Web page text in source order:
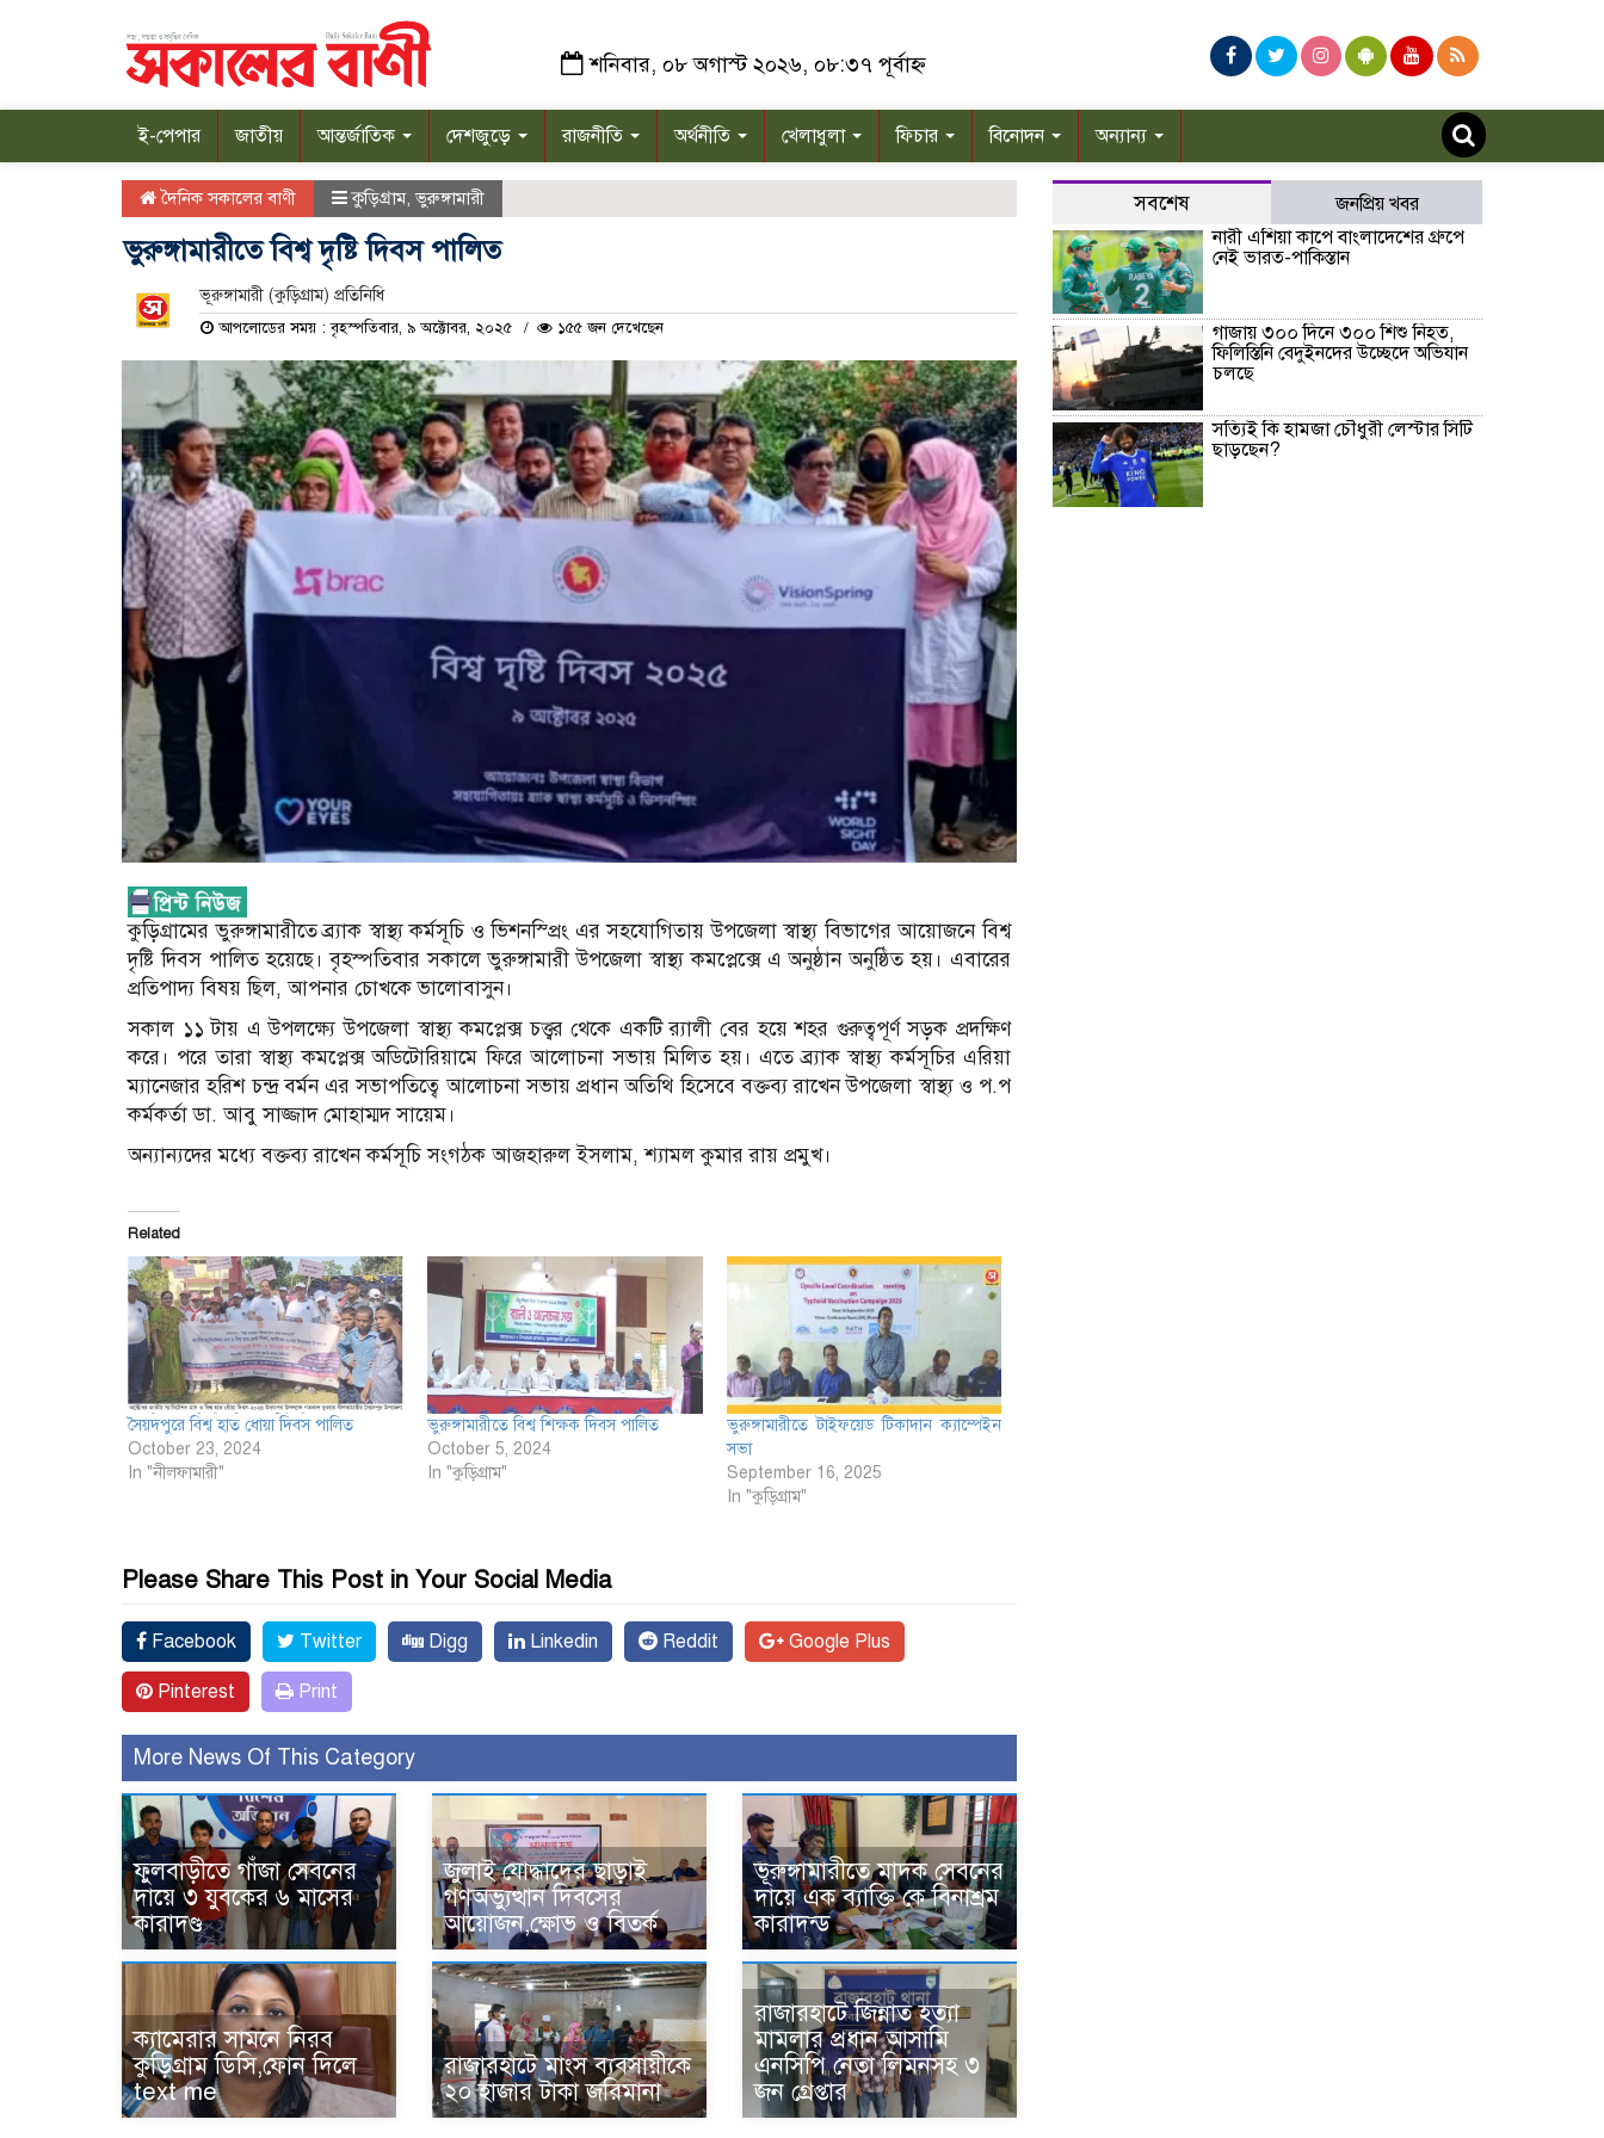
শনিবার, ০৮ অগাস্ট ২০২৬, ০৮:৩৭ পূর্বাহ্ন
ই-পেপার জাতীয় আন্তর্জাতিক দেশজুড়ে রাজনীতি অর্থনীতি খেলাধুলা ফিচার বিনোদন অন্যান্য
দৈনিক সকালের বাণী কুড়িগ্রাম,ভুরুঙ্গামারী
ভুরুঙ্গামারীতে বিশ্ব দৃষ্টি দিবস পালিত
ভূরুঙ্গামারী (কুড়িগ্রাম) প্রতিনিধি
আপলোডের সময় : বৃহস্পতিবার, ৯ অক্টোবর, ২০২৫ ১৫৫ জন দেখেছেন
কুড়িগ্রামের ভুরুঙ্গামারীতে ব্র্যাক স্বাস্থ্য কর্মসূচি ও ভিশনস্প্রিং এর সহযোগিতায় উপজেলা স্বাস্থ্য বিভাগের আয়োজনে বিশ্ব
দৃষ্টি দিবস পালিত হয়েছে। বৃহস্পতিবার সকালে ভুরুঙ্গামারী উপজেলা স্বাস্থ্য কমপ্লেক্সে এ অনুষ্ঠান অনুষ্ঠিত হয়। এবারের
প্রতিপাদ্য বিষয় ছিল, আপনার চোখকে ভালোবাসুন।
সকাল ১১ টায় এ উপলক্ষ্যে উপজেলা স্বাস্থ্য কমপ্লেক্স চত্ত্বর থেকে একটি র‌্যালী বের হয়ে শহর গুরুত্বপূর্ণ সড়ক প্রদক্ষিণ
করে। পরে তারা স্বাস্থ্য কমপ্লেক্স অডিটোরিয়ামে ফিরে আলোচনা সভায় মিলিত হয়। এতে ব্র্যাক স্বাস্থ্য কর্মসূচির এরিয়া
ম্যানেজার হরিশ চন্দ্র বর্মন এর সভাপতিত্বে আলোচনা সভায় প্রধান অতিথি হিসেবে বক্তব্য রাখেন উপজেলা স্বাস্থ্য ও প.প
কর্মকর্তা ডা. আবু সাজ্জাদ মোহাম্মদ সায়েম।
অন্যান্যদের মধ্যে বক্তব্য রাখেন কর্মসূচি সংগঠক আজহারুল ইসলাম, শ্যামল কুমার রায় প্রমুখ।
Related
সৈয়দপুরে বিশ্ব হাত ধোয়া দিবস পালিত
October 23, 2024
In "নীলফামারী"
ভুরুঙ্গামারীতে বিশ্ব শিক্ষক দিবস পালিত
October 5, 2024
In "কুড়িগ্রাম"
ভুরুঙ্গামারীতে টাইফয়েড টিকাদান ক্যাম্পেইন
সভা
September 16, 2025
In "কুড়িগ্রাম"
Please Share This Post in Your Social Media
Facebook Twitter Digg Linkedin Reddit Google Plus
Pinterest Print
More News Of This Category
ফুলবাড়ীতে গাঁজা সেবনের
দায়ে ৩ যুবকের ৬ মাসের
কারাদণ্ড
জুলাই যোদ্ধাদের ছাড়াই
গণঅভ্যুত্থান দিবসের
আয়োজন,ক্ষোভ ও বিতর্ক
ভূরুঙ্গামারীতে মাদক সেবনের
দায়ে এক ব্যাক্তি কে বিনাশ্রম
কারাদন্ড
‎ক্যামেরার সামনে নিরব
কুড়িগ্রাম ডিসি,ফোন দিলে
text me
রাজারহাটে মাংস ব্যবসায়ীকে
২০ হাজার টাকা জরিমানা
রাজারহাটে জিন্নাত হত্যা
মামলার প্রধান আসামি
এনসিপি নেতা লিমনসহ ৩
জন গ্রেপ্তার
সবশেষ
জনপ্রিয় খবর
নারী এশিয়া কাপে বাংলাদেশের গ্রুপে
নেই ভারত-পাকিস্তান
গাজায় ৩০০ দিনে ৩০০ শিশু নিহত,
ফিলিস্তিনি বেদুইনদের উচ্ছেদে অভিযান
চলছে
সত্যিই কি হামজা চৌধুরী লেস্টার সিটি
ছাড়ছেন?